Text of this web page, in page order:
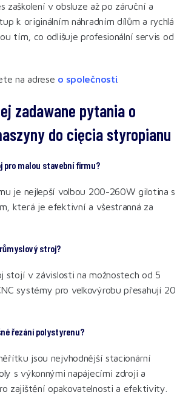
zaškolení v obsluze až po záruční a
k originálním náhradním dílům a rychlá
tím, co odlišuje profesionální servis od
na adrese o společnosti
zadawane pytania o
do cięcia styropianu
pro malou stavební firmu?
je nejlepší volbou 200-260W gilotina s
která je efektivní a všestranná za
stroj?
stojí v závislosti na možnostech od 5
systémy pro velkovýrobu přesahují 20
řezání polystyrenu?
jsou nejvhodnější stacionární
s výkonnými napájecími zdroji a
zajištění opakovatelnosti a efektivity.